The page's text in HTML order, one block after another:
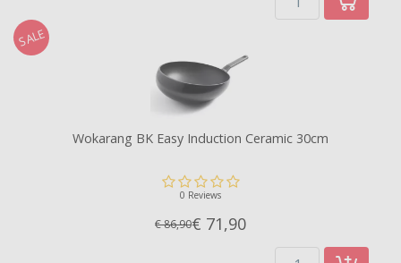
SALE
Wokarang BK Easy Induction Ceramic 30cm
0 Reviews
€ 86,90€ 71,90